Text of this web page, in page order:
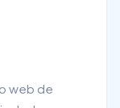
web de